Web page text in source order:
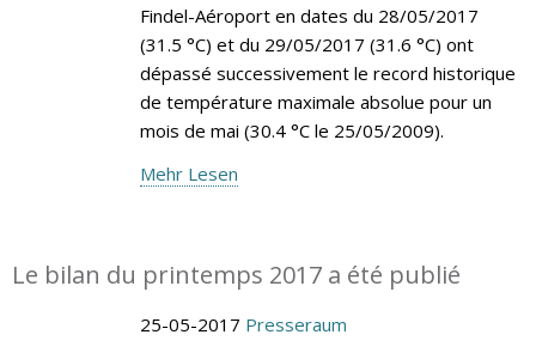
Findel-Aéroport en dates du 28/05/2017
(31.5 °C) et du 29/05/2017 (31.6 °C) ont
dépassé successivement le record historique
de température maximale absolue pour un
mois de mai (30.4 °C le 25/05/2009).
Mehr Lesen
Le bilan du printemps 2017 a été publié
25-05-2017 Presseraum